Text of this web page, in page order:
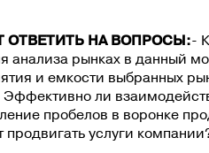
ОТВЕТИТЬ НА ВОПРОСЫ:-
анализа рынках в данный
и емкости выбранных
ли
пробелов в воронке
услуги